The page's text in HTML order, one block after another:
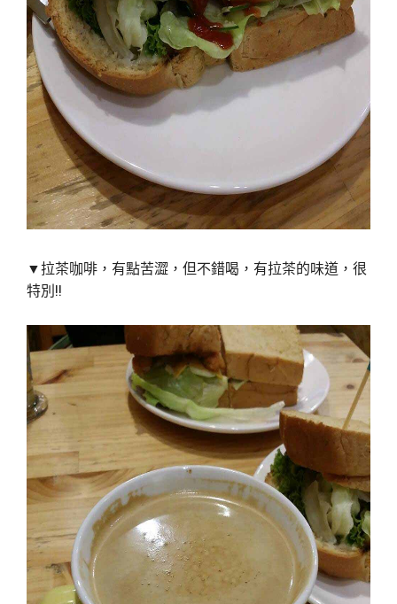
▼拉茶咖啡，有點苦澀，但不錯喝，有拉茶的味道，很
特別!!